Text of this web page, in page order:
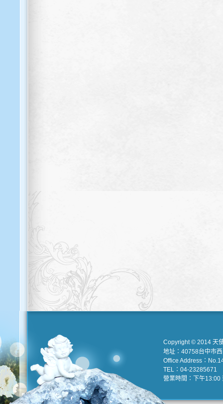
Copyright © 2014 天
地址：40758台中市
Office Address：
TEL：04-23285671
營業時間：下午13:00